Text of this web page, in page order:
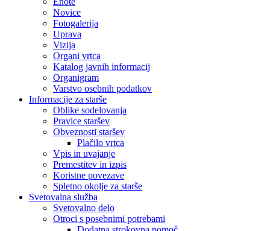
Novice
Fotogalerija
Uprava
Vizija
Organi vrtca
Katalog javnih informacij
Organigram
Varstvo osebnih podatkov
Informacije za starše
Oblike sodelovanja
Pravice staršev
Obveznosti staršev
Plačilo vrtca
Vpis in uvajanje
Premestitev in izpis
Koristne povezave
Spletno okolje za starše
Svetovalna služba
Svetovalno delo
Otroci s posebnimi potrebami